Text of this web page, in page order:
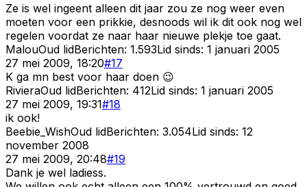
Ze is wel ingeent alleen dit jaar zou ze nog weer even
moeten voor een prikkie, desnoods wil ik dit ook nog wel
regelen voordat ze naar haar nieuwe plekje toe gaat.
MalouOud lidBerichten: 1.593Lid sinds: 1 januari 2005
27 mei 2009, 18:20#17
K ga mn best voor haar doen 😉
RivieraOud lidBerichten: 412Lid sinds: 1 januari 2005
27 mei 2009, 19:31#18
ik ook!
Beebie_WishOud lidBerichten: 3.054Lid sinds: 12
november 2008
27 mei 2009, 20:48#19
Dank je wel ladiess.